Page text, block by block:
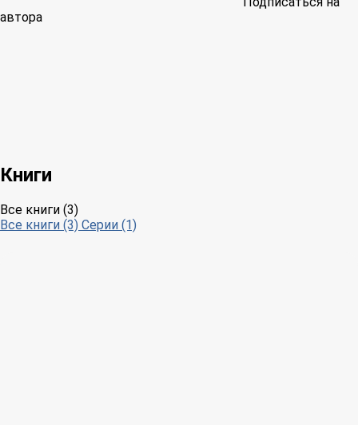
автора
Книги
Все книги (3)
Все книги (3) Серии (1)